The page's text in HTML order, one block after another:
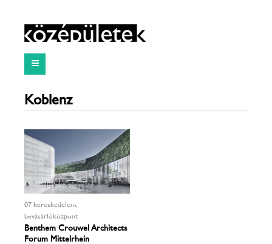
Koblenz
07 kereskedelem,
bevásárlóközpont
Benthem Crouwel Architects
Forum Mittelrhein